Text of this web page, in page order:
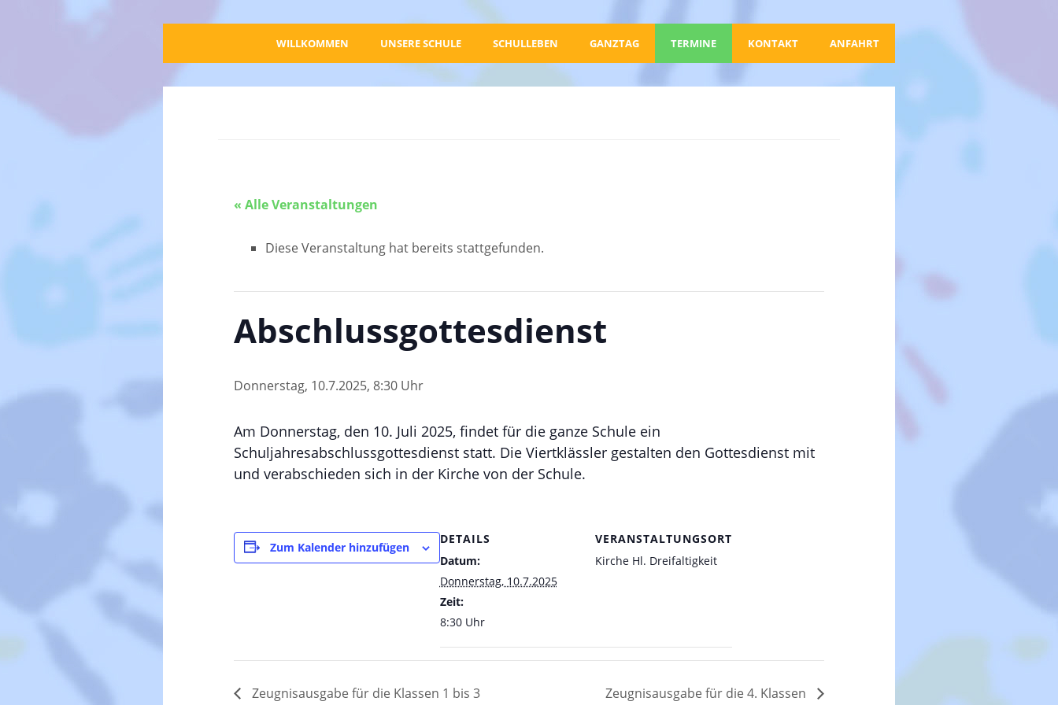
WILLKOMMEN UNSERE SCHULE SCHULLEBEN GANZTAG TERMINE KONTAKT ANFAHRT
« Alle Veranstaltungen
Diese Veranstaltung hat bereits stattgefunden.
Abschlussgottesdienst
Donnerstag, 10.7.2025, 8:30 Uhr
Am Donnerstag, den 10. Juli 2025, findet für die ganze Schule ein
Schuljahresabschlussgottesdienst statt. Die Viertklässler gestalten den Gottesdienst mit
und verabschieden sich in der Kirche von der Schule.
Zum Kalender hinzufügen
DETAILS
Datum:
Donnerstag, 10.7.2025
Zeit:
8:30 Uhr
VERANSTALTUNGSORT
Kirche Hl. Dreifaltigkeit
Zeugnisausgabe für die Klassen 1 bis 3 Zeugnisausgabe für die 4. Klassen